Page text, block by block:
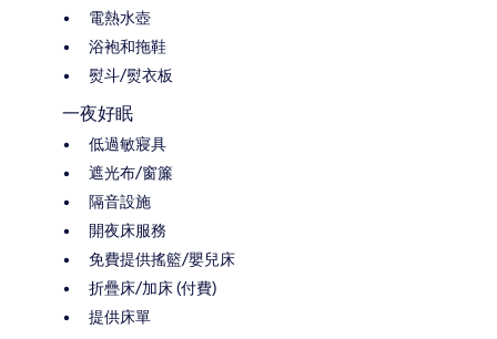
電熱水壺
浴袍和拖鞋
熨斗/熨衣板
一夜好眠
低過敏寢具
遮光布/窗簾
隔音設施
開夜床服務
免費提供搖籃/嬰兒床
折疊床/加床 (付費)
提供床單